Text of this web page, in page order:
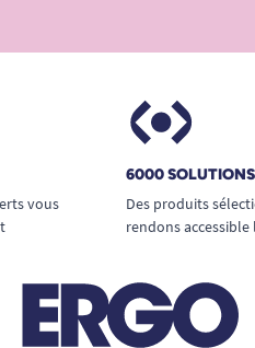
vie.
d’être mieux orienté ?
Comment choisir une
vous
6000
Des produits
rendons